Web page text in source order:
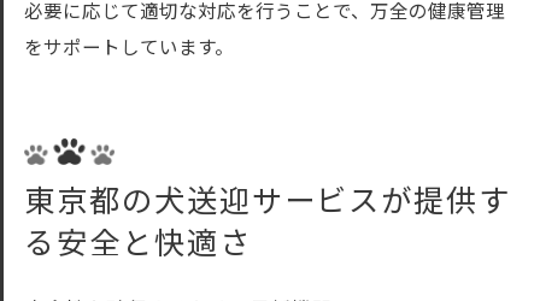
必要に応じて適切な対応を行うことで、万全の健康管理
をサポートしています。
東京都の犬送迎サービスが提供す
る安全と快適さ